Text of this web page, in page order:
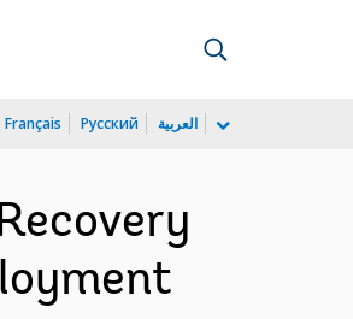
Français Русский العربية